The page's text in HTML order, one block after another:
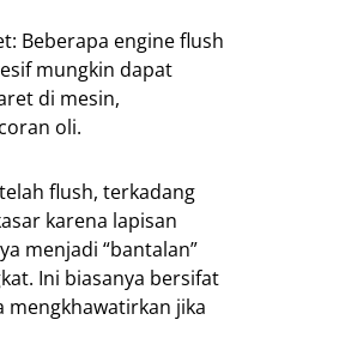
Beberapa engine flush
mungkin dapat
di mesin,
oli.
flush, terkadang
karena lapisan
menjadi “bantalan”
Ini biasanya bersifat
mengkhawatirkan jika